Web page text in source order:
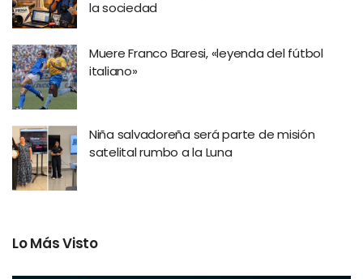
la sociedad
Muere Franco Baresi, «leyenda del fútbol
italiano»
Niña salvadoreña será parte de misión
satelital rumbo a la Luna
Lo Más Visto